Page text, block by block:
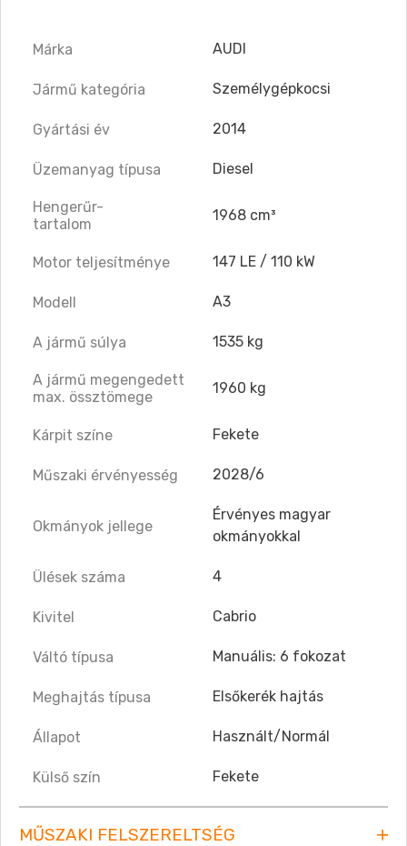
Márka AUDI
Jármű kategória Személygépkocsi
Gyártási év 2014
Üzemanyag típusa Diesel
Hengerűr-
tartalom
1968 cm³
Motor teljesítménye 147 LE / 110 kW
Modell A3
A jármű súlya 1535 kg
A jármű megengedett
max. össztömege
1960 kg
Kárpit színe Fekete
Műszaki érvényesség 2028/6
Okmányok jellege
Érvényes magyar
okmányokkal
Ülések száma 4
Kivitel Cabrio
Váltó típusa Manuális: 6 fokozat
Meghajtás típusa Elsőkerék hajtás
Állapot Használt/Normál
Külső szín Fekete
MŰSZAKI FELSZERELTSÉG